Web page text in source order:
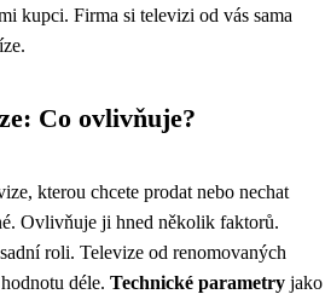
kupci. Firma si televizi od vás sama
Co ovlivňuje?
kterou chcete prodat nebo nechat
Ovlivňuje ji hned několik faktorů.
roli. Televize od renomovaných
déle. Technické parametry jako